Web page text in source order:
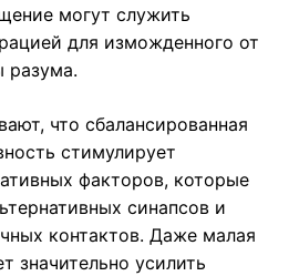
могут служить
для изможденного от
разума.
что сбалансированная
стимулирует
факторов, которые
синапсов и
контактов. Даже малая
значительно усилить